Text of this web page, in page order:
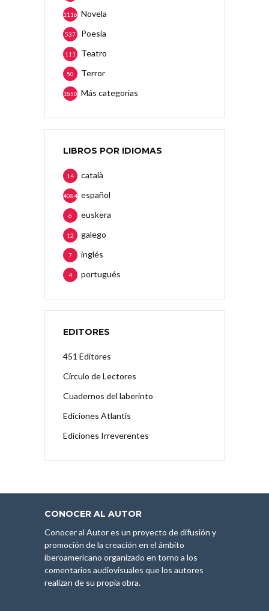
Novela
1116
Poesía
537
Teatro
111
Terror
50
Más categorias
1850
LIBROS POR IDIOMAS
català
14
español
4084
euskera
6
galego
12
inglés
7
portugués
4
EDITORES
451 Editores
Círculo de Lectores
Cuadernos del laberinto
Ediciones Atlantis
Ediciones Irreverentes
CONOCER AL AUTOR
Conocer al Autor es un proyecto de difusión y
promoción de la creación en el ámbito
iberoamericano organizado en torno a los
comentarios audiovisuales que los autores
realizan de su propia obra.